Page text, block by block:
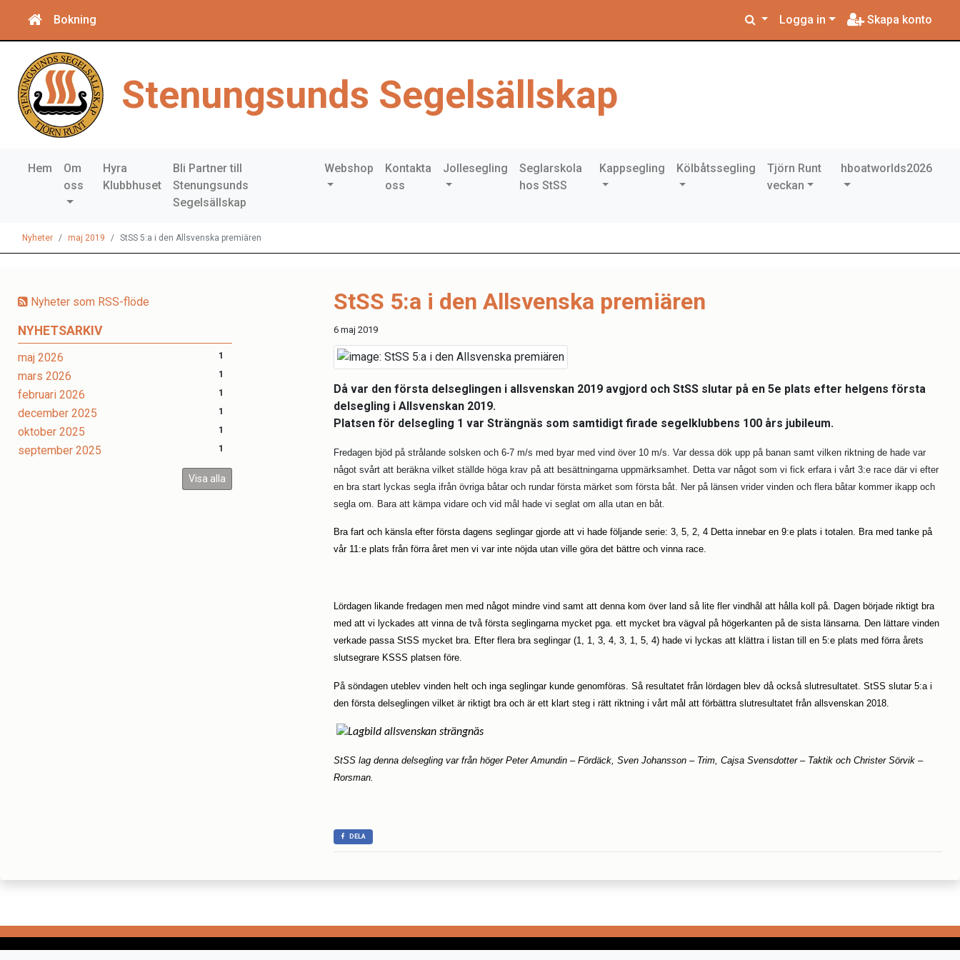
Bokning Logga in Skapa konto
Stenungsunds Segelsällskap
Hem
Om
oss
Hyra
Klubbhuset
Bli Partner till
Stenungsunds
Segelsällskap
Webshop
Kontakta
oss
Jollesegling
Seglarskola
hos StSS
Kappsegling Kölbåtssegling
Tjörn Runt
veckan
hboatworlds2026
Nyheter maj 2019 StSS 5:a i den Allsvenska premiären
Nyheter som RSS-flöde
NYHETSARKIV
maj 2026 1
mars 2026 1
februari 2026 1
december 2025 1
oktober 2025 1
september 2025 1
Visa alla
StSS 5:a i den Allsvenska premiären
6 maj 2019
Då var den första delseglingen i allsvenskan 2019 avgjord och StSS slutar på en 5e plats efter helgens första
delsegling i Allsvenskan 2019.
Platsen för delsegling 1 var Strängnäs som samtidigt firade segelklubbens 100 års jubileum.
Fredagen bjöd på strålande solsken och 6-7 m/s med byar med vind över 10 m/s. Var dessa dök upp på banan samt vilken riktning de hade var
något svårt att beräkna vilket ställde höga krav på att besättningarna uppmärksamhet. Detta var något som vi fick erfara i vårt 3:e race där vi efter
en bra start lyckas segla ifrån övriga båtar och rundar första märket som första båt. Ner på länsen vrider vinden och flera båtar kommer ikapp och
segla om. Bara att kämpa vidare och vid mål hade vi seglat om alla utan en båt.
Bra fart och känsla efter första dagens seglingar gjorde att vi hade följande serie: 3, 5, 2, 4 Detta innebar en 9:e plats i totalen. Bra med tanke på
vår 11:e plats från förra året men vi var inte nöjda utan ville göra det bättre och vinna race.
Lördagen likande fredagen men med något mindre vind samt att denna kom över land så lite fler vindhål att hålla koll på. Dagen började riktigt bra
med att vi lyckades att vinna de två första seglingarna mycket pga. ett mycket bra vägval på högerkanten på de sista länsarna. Den lättare vinden
verkade passa StSS mycket bra. Efter flera bra seglingar (1, 1, 3, 4, 3, 1, 5, 4) hade vi lyckas att klättra i listan till en 5:e plats med förra årets
slutsegrare KSSS platsen före.
På söndagen uteblev vinden helt och inga seglingar kunde genomföras. Så resultatet från lördagen blev då också slutresultatet. StSS slutar 5:a i
den första delseglingen vilket är riktigt bra och är ett klart steg i rätt riktning i vårt mål att förbättra slutresultatet från allsvenskan 2018.
StSS lag denna delsegling var från höger Peter Amundin – Fördäck, Sven Johansson – Trim, Cajsa Svensdotter – Taktik och Christer Sörvik –
Rorsman.
DELA